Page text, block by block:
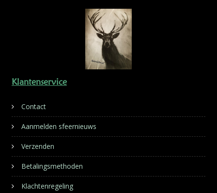
Klantenservice
Contact
Aanmelden sfeernieuws
Verzenden
Betalingsmethoden
Klachtenregeling